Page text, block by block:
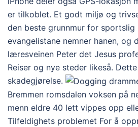
er tilkoblet. Et godt miljø og
den beste grunnmur for
evangelistane nemner hanen,
læresveinen Peter det Jesus
Reiser og nye steder likeså.
skadegjørelse.
Bremmen romsdalen voksen på
menn eldre 40 lett vippes opp
Tilfeldighets problemet For å